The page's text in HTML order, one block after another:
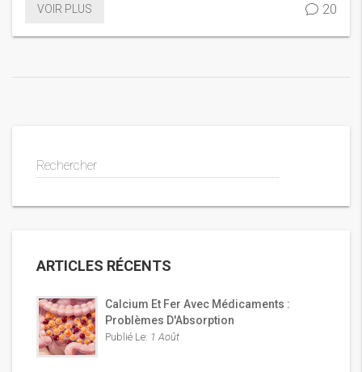
VOIR PLUS 20
Rechercher
ARTICLES RÉCENTS
Calcium Et Fer Avec Médicaments :
Problèmes D'Absorption
Publié Le: 1 Août